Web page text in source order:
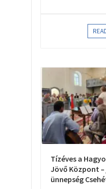
Tízéves a
Jövő Központ
ünnepség